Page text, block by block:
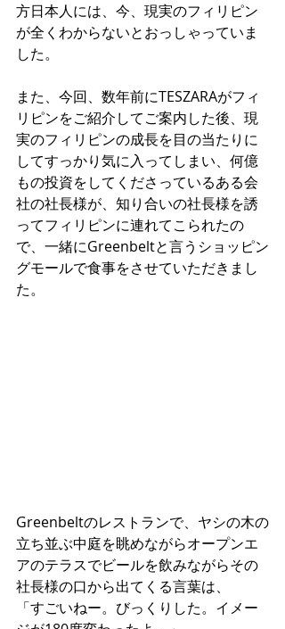
方日本人には、今、現実のフィリピン
が全くわからないとおっしゃっていま
した。
また、今回、数年前にTESZARAがフィ
リピンをご紹介してご案内した後、現
実のフィリピンの成長を目の当たりに
してすっかり気に入ってしまい、何億
もの投資をしてくださっているある会
社の社長様が、知り合いの社長様を誘
ってフィリピンに連れてこられたの
で、一緒にGreenbeltと言うショッピン
グモールで食事をさせていただきまし
た。
Greenbeltのレストランで、ヤシの木の
立ち並ぶ中庭を眺めながらオープンエ
アのテラスでビールを飲みながらその
社長様の口から出てくる言葉は、
「すごいねー。びっくりした。イメー